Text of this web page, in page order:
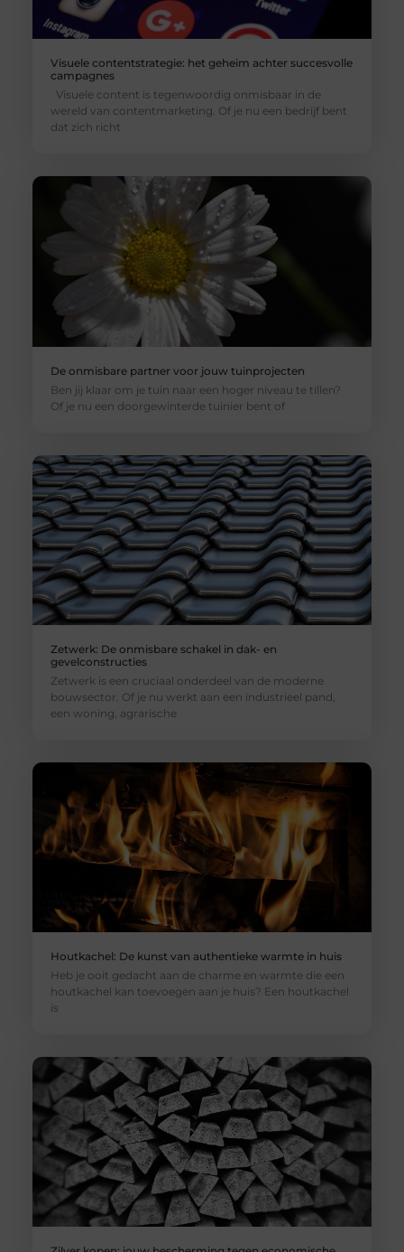
Visuele contentstrategie: het geheim achter succesvolle
campagnes
Visuele content is tegenwoordig onmisbaar in de
wereld van contentmarketing. Of je nu een bedrijf bent
dat zich richt
De onmisbare partner voor jouw tuinprojecten
Ben jij klaar om je tuin naar een hoger niveau te tillen?
Of je nu een doorgewinterde tuinier bent of
Zetwerk: De onmisbare schakel in dak- en
gevelconstructies
Zetwerk is een cruciaal onderdeel van de moderne
bouwsector. Of je nu werkt aan een industrieel pand,
een woning, agrarische
Houtkachel: De kunst van authentieke warmte in huis
Heb je ooit gedacht aan de charme en warmte die een
houtkachel kan toevoegen aan je huis? Een houtkachel
is